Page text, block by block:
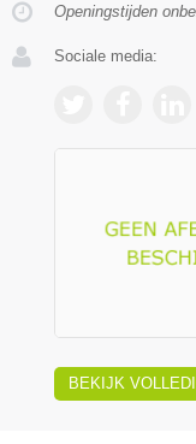
Openingstijden
Sociale media:
BEKIJK